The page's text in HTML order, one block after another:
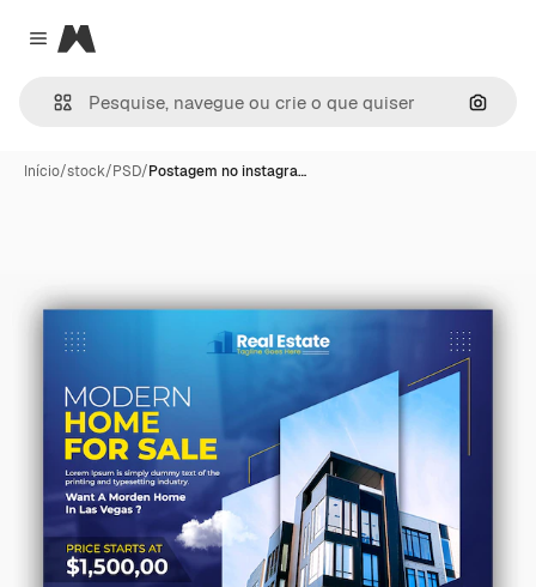
Close menu
Magnific
Início/stock/PSD/Postagem no instagra…